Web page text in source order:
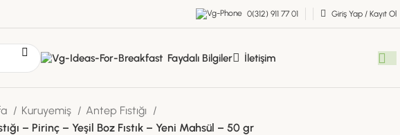
0(312) 911 77 01 Giriş Yap / Kayıt Ol
Faydalı Bilgiler İletişim
Kuruyemiş
Antep Fıstığı
– Pirinç – Yeşil Boz Fıstık – Yeni Mahsül – 50 gr